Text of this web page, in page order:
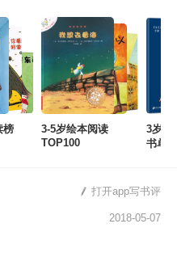
榜
3-5岁绘本阅读
TOP100
3岁+
书单
打开app写书评
2018-05-07